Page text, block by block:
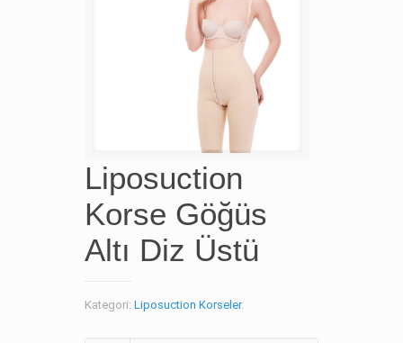
Liposuction
Korse Göğüs
Altı Diz Üstü
Kategori: Liposuction Korseler.